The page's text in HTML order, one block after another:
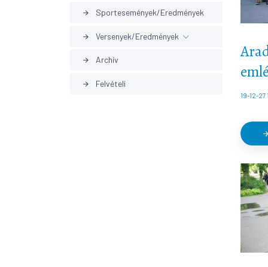
arrow_forward Sportesemények/Eredmények
arrow_forward Versenyek/Eredmények
Korábbi eredmények
arrow_forward Archív
arrow_forward Felvételi
19-12-27
arrow_forward